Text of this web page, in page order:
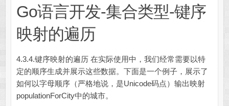
Go语言开发-集合类型-键序
映射的遍历
4.3.4.键序映射的遍历 在实际使用中，我们经常需要以特
定的顺序生成并展示这些数据。下面是一个例子，展示了
如何以字母顺序（严格地说，是Unicode码点）输出映射
populationForCity中的城市。